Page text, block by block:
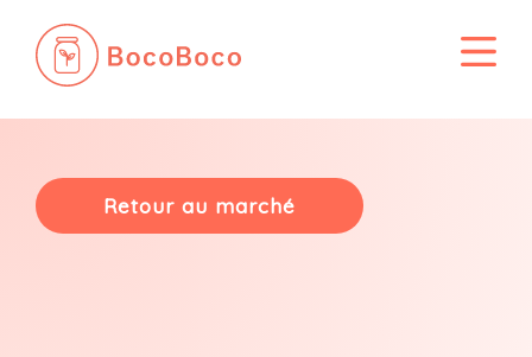
contenu
Retour au marché